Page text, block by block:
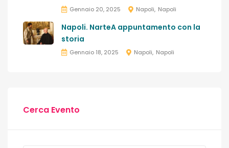
Gennaio 20, 2025 Napoli Napoli
Napoli. NarteA appuntamento con la
storia
Gennaio 18, 2025 Napoli Napoli
Cerca Evento